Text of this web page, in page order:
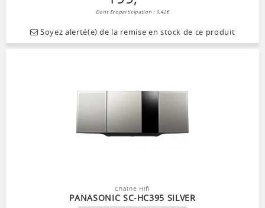
Dont Ecoparticipation : 0,42€
Soyez alerté(e) de la remise en stock de ce produit
Chaîne Hifi
PANASONIC SC-HC395 SILVER